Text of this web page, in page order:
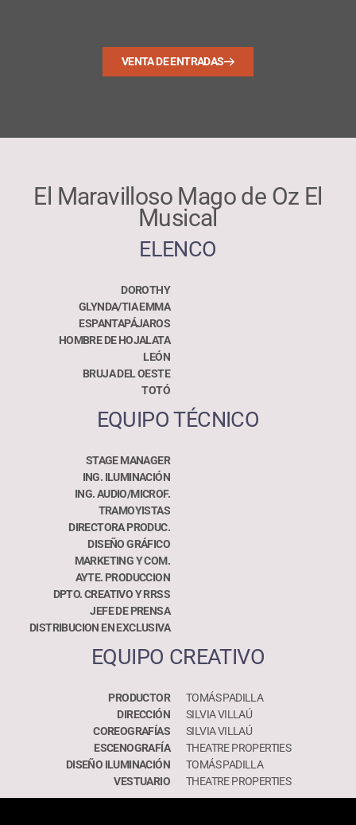
VENTA DE ENTRADAS
El Maravilloso Mago de Oz El
Musical
ELENCO
DOROTHY
GLYNDA/TIA EMMA
ESPANTAPÁJAROS
HOMBRE DE HOJALATA
LEÓN
BRUJA DEL OESTE​
TOTÓ
EQUIPO TÉCNICO
STAGE MANAGER
ING. ILUMINACIÓN
ING. AUDIO/MICROF.
TRAMOYISTAS
DIRECTORA PRODUC.
DISEÑO GRÁFICO
MARKETING Y COM.
AYTE. PRODUCCION
DPTO. CREATIVO Y RRSS
JEFE DE PRENSA
DISTRIBUCION EN EXCLUSIVA
EQUIPO CREATIVO
PRODUCTOR
DIRECCIÓN
COREOGRAFÍAS
ESCENOGRAFÍA
DISEÑO ILUMINACIÓN
VESTUARIO
TOMÁS PADILLA
SILVIA VILLAÚ
SILVIA VILLAÚ
THEATRE PROPERTIES
TOMÁS PADILLA
THEATRE PROPERTIES